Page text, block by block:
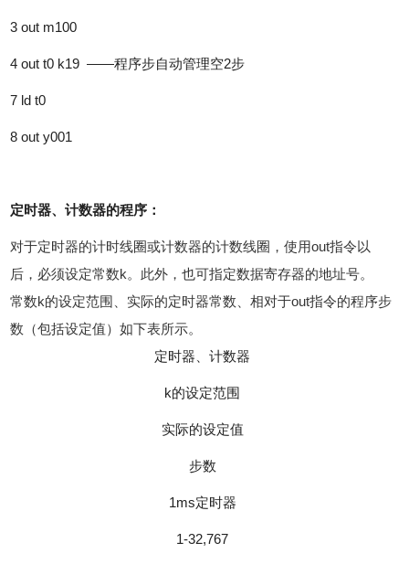
3 out m100
4 out t0 k19 ——程序步自动管理空2步
7 ld t0
8 out y001
定时器、计数器的程序：
对于定时器的计时线圈或计数器的计数线圈，使用out指令以
后，必须设定常数k。此外，也可指定数据寄存器的地址号。
常数k的设定范围、实际的定时器常数、相对于out指令的程序步
数（包括设定值）如下表所示。
定时器、计数器
k的设定范围
实际的设定值
步数
1ms定时器
1-32,767